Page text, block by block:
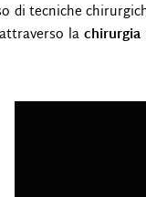
di tecniche
lachirurgia